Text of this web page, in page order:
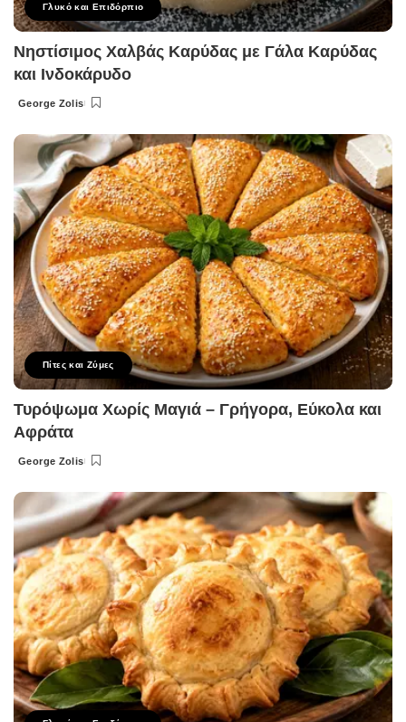
Γλυκό και Επιδόρπιο
Νηστίσιμος Χαλβάς Καρύδας με Γάλα Καρύδας
και Ινδοκάρυδο
Posted
George Zolis
Πίτες και Ζύμες
Τυρόψωμα Χωρίς Μαγιά – Γρήγορα, Εύκολα και
Αφράτα
Posted
George Zolis